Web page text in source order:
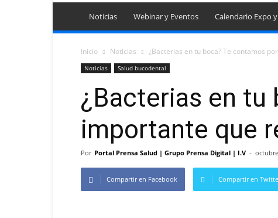
Noticias Webinar y Eventos Calendario Expo
Inicio Noticias ¿Bacterias en tu boca? Te contamos
Noticias Salud bucodental
¿Bacterias en tu
importante que
Por Portal Prensa Salud | Grupo Prensa Digital | I.V -
Compartir en Facebook Compartir en